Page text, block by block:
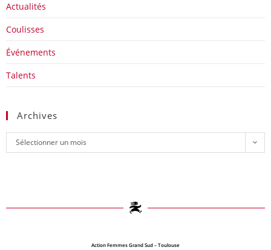
Actualités
Coulisses
Événements
Talents
Archives
Sélectionner un mois
Action Femmes Grand Sud – Toulouse